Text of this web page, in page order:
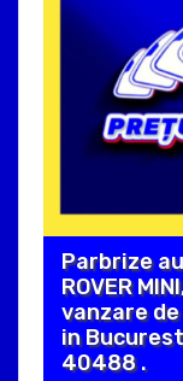
Parbrize
ROVER
vanzare
in
40488 .